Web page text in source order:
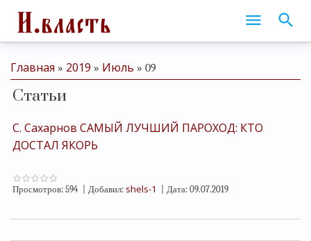
Главная » 2019 » Июль » 09
Статьи
С. Сахарнов САМЫЙ ЛУЧШИЙ ПАРОХОД: КТО
ДОСТАЛ ЯКОРЬ
Просмотров: 594 Добавил: shels-1 Дата: 09.07.2019